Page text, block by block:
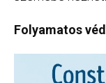
Folyamatos